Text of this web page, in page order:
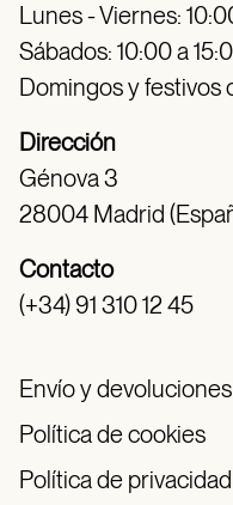
Lunes - Viernes:
Sábados: 10:00 a
Domingos y festivos
Dirección
Génova 3
28004 Madrid
Contacto
(+34) 91 310 12 45
Envío y devoluciones
Política de cookies
Política de privacidad